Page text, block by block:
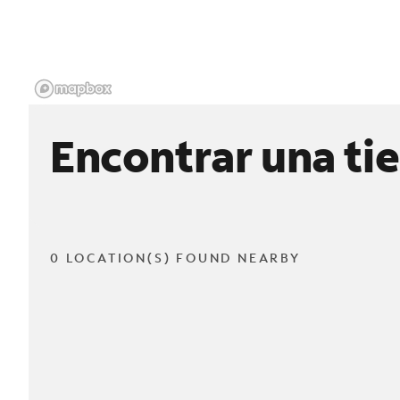
Encontrar una
0 LOCATION(S) FOUND NEARBY